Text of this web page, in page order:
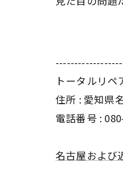
トータルリペ
住所 : 愛知県
電話番号 :
名古屋および